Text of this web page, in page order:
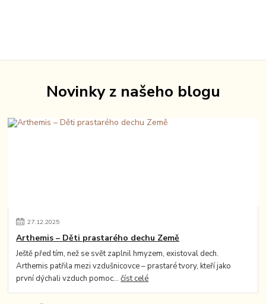
Novinky z našeho blogu
27.12.2025
Arthemis – Děti prastarého dechu Země
Ještě před tím, než se svět zaplnil hmyzem, existoval dech.
Arthemis patřila mezi vzdušnicovce – prastaré tvory, kteří jako
první dýchali vzduch pomoc...číst celé